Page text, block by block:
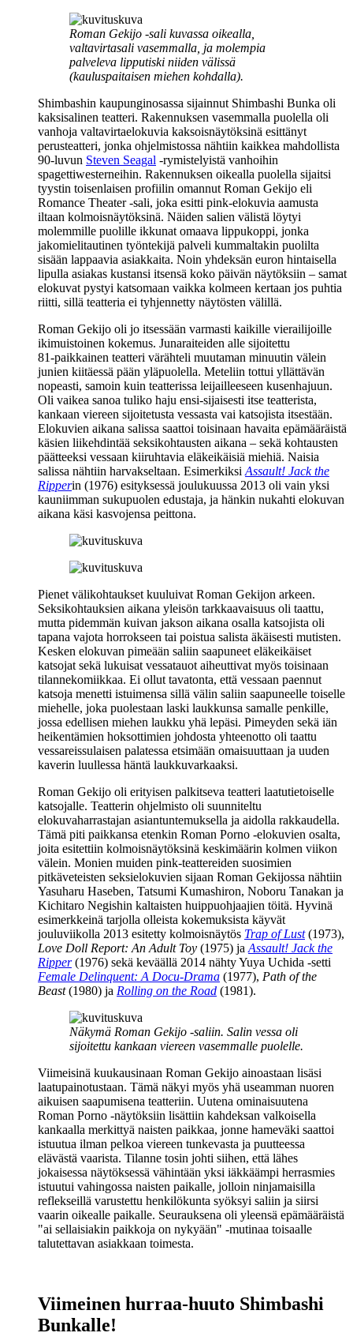
Roman Gekijo ‑sali kuvassa oikealla,
valtavirtasali vasemmalla, ja molempia
palveleva lipputiski niiden välissä
(kauluspaitaisen miehen kohdalla).
Shimbashin kaupunginosassa sijainnut Shimbashi Bunka oli
kaksisalinen teatteri. Rakennuksen vasemmalla puolella oli
vanhoja valtavirtaelokuvia kaksoisnäytöksinä esittänyt
perusteatteri, jonka ohjelmistossa nähtiin kaikkea mahdollista
90‑luvun Steven Seagal ‑rymistelyistä vanhoihin
spagettiwesterneihin. Rakennuksen oikealla puolella sijaitsi
tyystin toisenlaisen profiilin omannut Roman Gekijo eli
Romance Theater ‑sali, joka esitti pink-elokuvia aamusta
iltaan kolmoisnäytöksinä. Näiden salien välistä löytyi
molemmille puolille ikkunat omaava lippukoppi, jonka
jakomielitautinen työntekijä palveli kummaltakin puolilta
sisään lappaavia asiakkaita. Noin yhdeksän euron hintaisella
lipulla asiakas kustansi itsensä koko päivän näytöksiin – samat
elokuvat pystyi katsomaan vaikka kolmeen kertaan jos puhtia
riitti, sillä teatteria ei tyhjennetty näytösten välillä.
Roman Gekijo oli jo itsessään varmasti kaikille vierailijoille
ikimuistoinen kokemus. Junaraiteiden alle sijoitettu
81‑paikkainen teatteri värähteli muutaman minuutin välein
junien kiitäessä pään yläpuolella. Meteliin tottui yllättävän
nopeasti, samoin kuin teatterissa leijailleeseen kusenhajuun.
Oli vaikea sanoa tuliko haju ensi-sijaisesti itse teatterista,
kankaan viereen sijoitetusta vessasta vai katsojista itsestään.
Elokuvien aikana salissa saattoi toisinaan havaita epämääräistä
käsien liikehdintää seksikohtausten aikana – sekä kohtausten
päätteeksi vessaan kiiruhtavia eläkeikäisiä miehiä. Naisia
salissa nähtiin harvakseltaan. Esimerkiksi Assault! Jack the
Ripperin (1976) esityksessä joulukuussa 2013 oli vain yksi
kauniimman sukupuolen edustaja, ja hänkin nukahti elokuvan
aikana käsi kasvojensa peittona.
Pienet välikohtaukset kuuluivat Roman Gekijon arkeen.
Seksikohtauksien aikana yleisön tarkkaavaisuus oli taattu,
mutta pidemmän kuivan jakson aikana osalla katsojista oli
tapana vajota horrokseen tai poistua salista äkäisesti mutisten.
Kesken elokuvan pimeään saliin saapuneet eläkeikäiset
katsojat sekä lukuisat vessatauot aiheuttivat myös toisinaan
tilannekomiikkaa. Ei ollut tavatonta, että vessaan paennut
katsoja menetti istuimensa sillä välin saliin saapuneelle toiselle
miehelle, joka puolestaan laski laukkunsa samalle penkille,
jossa edellisen miehen laukku yhä lepäsi. Pimeyden sekä iän
heikentämien hoksottimien johdosta yhteenotto oli taattu
vessareissulaisen palatessa etsimään omaisuuttaan ja uuden
kaverin luullessa häntä laukkuvarkaaksi.
Roman Gekijo oli erityisen palkitseva teatteri laatutietoiselle
katsojalle. Teatterin ohjelmisto oli suunniteltu
elokuvaharrastajan asiantuntemuksella ja aidolla rakkaudella.
Tämä piti paikkansa etenkin Roman Porno ‑elokuvien osalta,
joita esitettiin kolmoisnäytöksinä keskimäärin kolmen viikon
välein. Monien muiden pink-teattereiden suosimien
pitkäveteisten seksielokuvien sijaan Roman Gekijossa nähtiin
Yasuharu Haseben, Tatsumi Kumashiron, Noboru Tanakan ja
Kichitaro Negishin kaltaisten huippuohjaajien töitä. Hyvinä
esimerkkeinä tarjolla olleista kokemuksista käyvät
jouluviikolla 2013 esitetty kolmoisnäytös Trap of Lust(1973),
Love Doll Report: An Adult Toy (1975) ja Assault! Jack the
Ripper(1976) sekä keväällä 2014 nähtyYuya Uchida ‑setti
Female Delinquent: A Docu-Drama (1977), Path of the
Beast(1980) ja Rolling on the Road (1981).
Näkymä Roman Gekijo ‑saliin. Salin vessa oli
sijoitettu kankaan viereen vasemmalle puolelle.
Viimeisinä kuukausinaan Roman Gekijo ainoastaan lisäsi
laatupainotustaan. Tämä näkyi myös yhä useamman nuoren
aikuisen saapumisena teatteriin. Uutena ominaisuutena
Roman Porno ‑näytöksiin lisättiin kahdeksan valkoisella
kankaalla merkittyä naisten paikkaa, jonne hameväki saattoi
istuutua ilman pelkoa viereen tunkevasta ja puutteessa
elävästä vaarista. Tilanne tosin johti siihen, että lähes
jokaisessa näytöksessä vähintään yksi iäkkäämpi herrasmies
istuutui vahingossa naisten paikalle, jolloin ninjamaisilla
reflekseillä varustettu henkilökunta syöksyi saliin ja siirsi
vaarin oikealle paikalle. Seurauksena oli yleensä epämääräistä
"ai sellaisiakin paikkoja on nykyään" ‑mutinaa toisaalle
talutettavan asiakkaan toimesta.
Viimeinen hurraa-huuto Shimbashi
Bunkalle!